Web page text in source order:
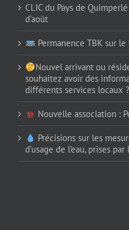
CLIC du Pays de
d’août
Permanence TBK sur
Nouvel arrivant ou
souhaitez avoir des
différents services locaux ?
Nouvelle association :
Précisions sur les
d’usage de l’eau, prises